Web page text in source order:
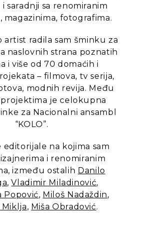
saradnji sa renomiranim
magazinima, fotografima.
artist radila sam šminku za
naslovnih strana poznatih
i više od 70 domaćih i
– filmova, tv serija,
modnih revija. Među
je celokupna
za Nacionalni ansambl
“KOLO”.
na kojima sam
i renomiranim
između ostalih Danilo
,Vladimir Miladinović,
Popović, Miloš Nadaždin,
, Miša Obradović.